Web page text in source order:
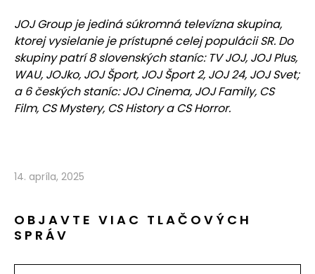
JOJ Group je jediná súkromná televízna skupina,
ktorej vysielanie je prístupné celej populácii SR. Do
skupiny patrí 8 slovenských staníc: TV JOJ, JOJ Plus,
WAU, JOJko, JOJ Šport, JOJ Šport 2, JOJ 24, JOJ Svet;
a 6 českých staníc: JOJ Cinema, JOJ Family, CS
Film, CS Mystery, CS History a CS Horror.
14. apríla, 2025
OBJAVTE VIAC TLAČOVÝCH
SPRÁV